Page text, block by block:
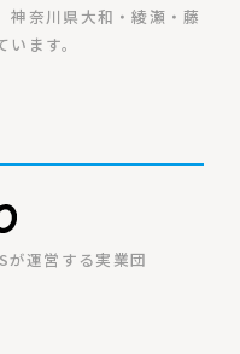
神奈川県大和・綾瀬・藤
ます。
が運営する実業団